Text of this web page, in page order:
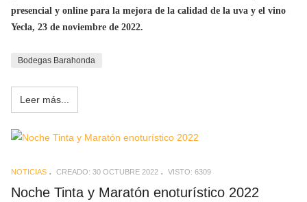
presencial y online para la mejora de la calidad de la uva y el vino
Yecla, 23 de noviembre de 2022.
Bodegas Barahonda
Leer más...
NOTICIAS CREADO: 30 OCTUBRE 2022 VISTO: 6309
Noche Tinta y Maratón enoturístico 2022